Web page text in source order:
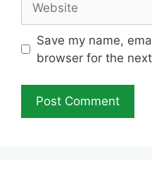
Save my name,
browser for the